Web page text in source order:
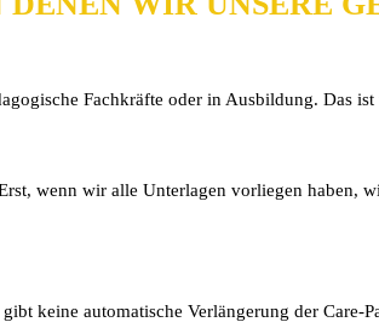
Fachkräfte oder in Ausbildung. Das
wenn wir alle Unterlagen vorliegen haben,
keine automatische Verlängerung der